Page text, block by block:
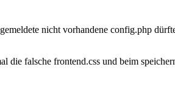
nicht vorhandene config.php
falsche frontend.css und beim